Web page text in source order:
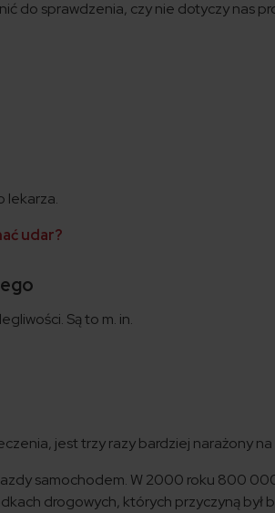
do sprawdzenia, czy nie dotyczy nas
lekarza.
udar?
Są to m. in.
jest trzy razy bardziej narażony na
samochodem. W 2000 roku 800
drogowych, których przyczyną był